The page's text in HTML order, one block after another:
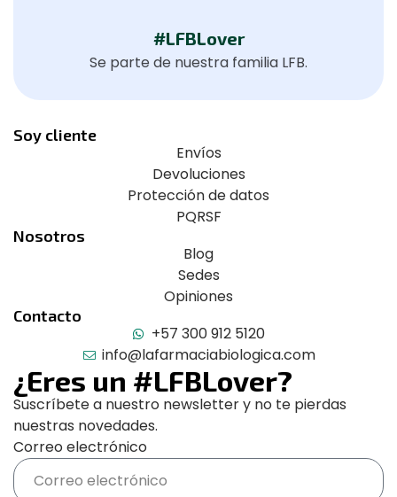
#LFBLover
Se parte de nuestra familia LFB.
Soy cliente
Envíos
Devoluciones
Protección de datos
PQRSF
Nosotros
Blog
Sedes
Opiniones
Contacto
+57 300 912 5120
info@lafarmaciabiologica.com
¿Eres un #LFBLover?
Suscríbete a nuestro newsletter y no te pierdas
nuestras novedades.
Correo electrónico